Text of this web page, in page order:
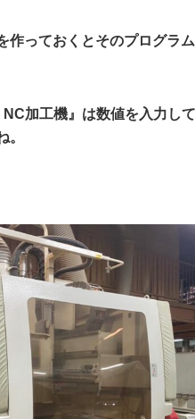
作っておくとそのプログラ
加工機』は数値を入力し
。